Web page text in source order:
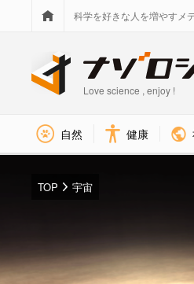
科学を好きな人を増やすメ
Love science , enjoy !
自然 健康
TOP 宇宙